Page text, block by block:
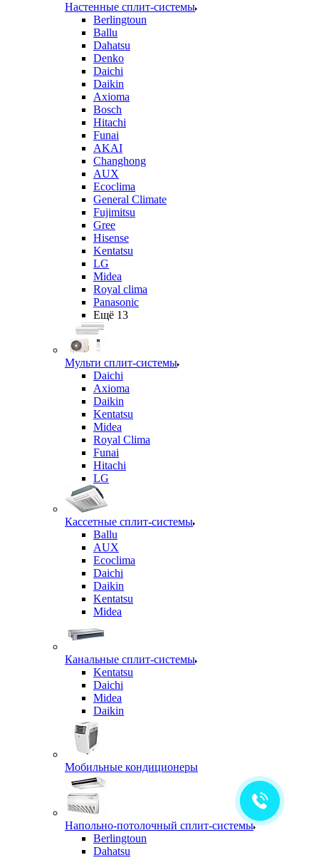
Настенные сплит-системы
Berlingtoun
Ballu
Dahatsu
Denko
Daichi
Daikin
Axioma
Bosch
Hitachi
Funai
AKAI
Changhong
AUX
Ecoclima
General Climate
Fujimitsu
Gree
Hisense
Kentatsu
LG
Midea
Royal clima
Panasonic
Ещё 13
Мульти сплит-системы
Daichi
Axioma
Daikin
Kentatsu
Midea
Royal Clima
Funai
Hitachi
LG
Кассетные сплит-системы
Ballu
AUX
Ecoclima
Daichi
Daikin
Kentatsu
Midea
Канальные сплит-системы
Kentatsu
Daichi
Midea
Daikin
Мобильные кондиционеры
Напольно-потолочный сплит-системы
Berlingtoun
Dahatsu